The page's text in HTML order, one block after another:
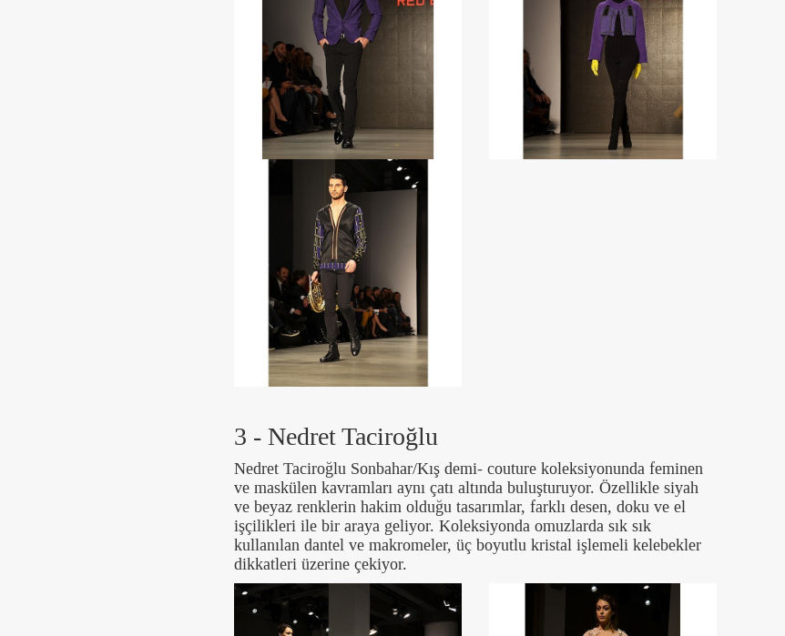
3 - Nedret Taciroğlu
Nedret Taciroğlu Sonbahar/Kış demi- couture koleksiyonunda feminen
ve maskülen kavramları aynı çatı altında buluşturuyor. Özellikle siyah
ve beyaz renklerin hakim olduğu tasarımlar, farklı desen, doku ve el
işçilikleri ile bir araya geliyor. Koleksiyonda omuzlarda sık sık
kullanılan dantel ve makromeler, üç boyutlu kristal işlemeli kelebekler
dikkatleri üzerine çekiyor.